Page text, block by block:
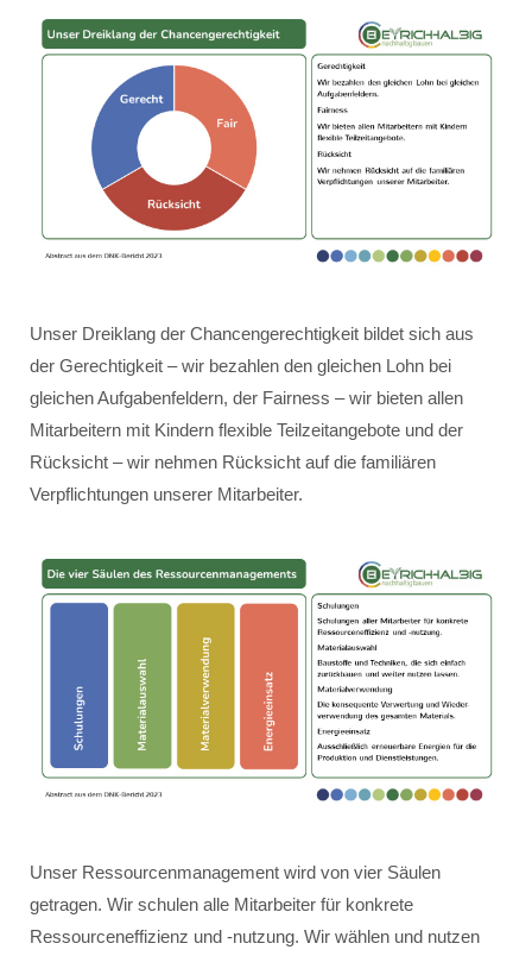
Unser Dreiklang der Chancengerechtigkeit bildet sich aus
der Gerechtigkeit – wir bezahlen den gleichen Lohn bei
gleichen Aufgabenfeldern, der Fairness – wir bieten allen
Mitarbeitern mit Kindern flexible Teilzeitangebote und der
Rücksicht – wir nehmen Rücksicht auf die familiären
Verpflichtungen unserer Mitarbeiter.
Unser Ressourcenmanagement wird von vier Säulen
getragen. Wir schulen alle Mitarbeiter für konkrete
Ressourceneffizienz und -nutzung. Wir wählen und nutzen